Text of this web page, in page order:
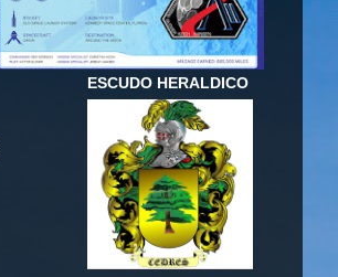
ESCUDO HERALDICO